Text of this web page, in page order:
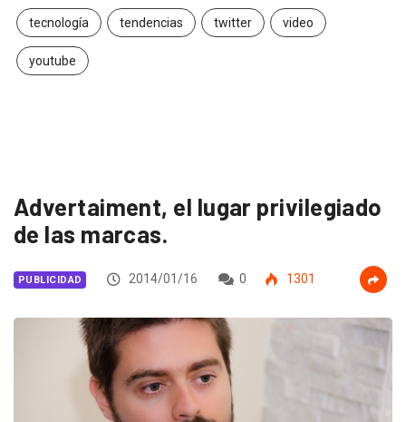
tecnología tendencias twitter video
youtube
Advertaiment, el lugar privilegiado
de las marcas.
PUBLICIDAD 2014/01/16 0 1301